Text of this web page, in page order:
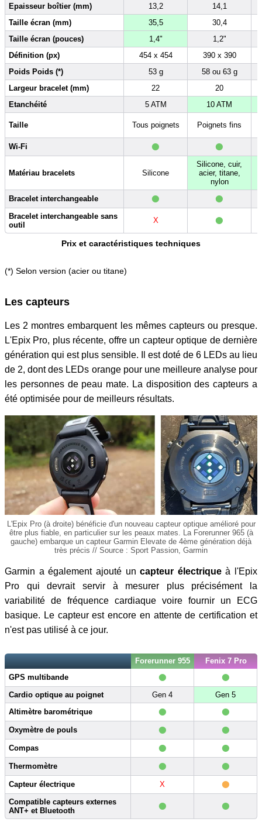
Epaisseur boîtier (mm) 13,2
14,1
Taille écran (mm)
35,5
30,4
Taille écran (pouces)
1,4"
1,2"
Définition (px)
454 x 454
390 x 390
Poids Poids (*)
53 g
58 ou 63 g
Largeur bracelet (mm)
22
20
Etanchéité
5 ATM 10 ATM
Taille Tous poignets Poignets fins
Wi-Fi • •
Matériau bracelets Silicone
Silicone, cuir,
acier, titane,
nylon
Bracelet interchangeable • •
Bracelet interchangeable sans
outil
X •
Prix et caractéristiques techniques
(*) Selon version (acier ou titane)
Les capteurs
Les 2 montres embarquent les mêmes capteurs ou presque.
L'Epix Pro, plus récente, offre un capteur optique de dernière
génération qui est plus sensible. Il est doté de 6 LEDs au lieu
de 2, dont des LEDs orange pour une meilleure analyse pour
les personnes de peau mate. La disposition des capteurs a
été optimisée pour de meilleurs résultats.
L'Epix Pro (à droite) bénéficie d'un nouveau capteur optique amélioré pour
être plus fiable, en particulier sur les peaux mates. La Forerunner 965 (à
gauche) embarque un capteur Garmin Elevate de 4ème génération déjà
très précis // Source : Sport Passion, Garmin
Garmin a également ajouté uncapteur électriqueà l'Epix
Pro qui devrait servir à mesurer plus précisément la
variabilité de fréquence cardiaque voire fournir un ECG
basique. Le capteur est encore en attente de certification et
n'est pas utilisé à ce jour.
Forerunner 955
Fenix 7 Pro
GPS multibande
• •
Cardio optique au poignet Gen 4
Gen 5
Altimètre barométrique
• •
Oxymètre de pouls • •
Compas • •
Thermomètre • •
Capteur électrique X •
Compatible capteurs externes
ANT+ et Bluetooth
• •